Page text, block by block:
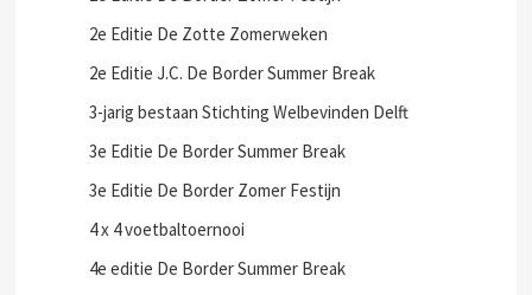
2e Editie De Zotte Zomerweken
2e Editie J.C. De Border Summer Break
3-jarig bestaan Stichting Welbevinden Delft
3e Editie De Border Summer Break
3e Editie De Border Zomer Festijn
4 x 4 voetbaltoernooi
4e editie De Border Summer Break